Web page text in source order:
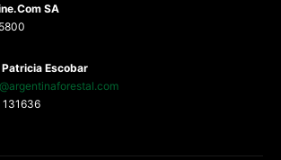
SA
Escobar
131636